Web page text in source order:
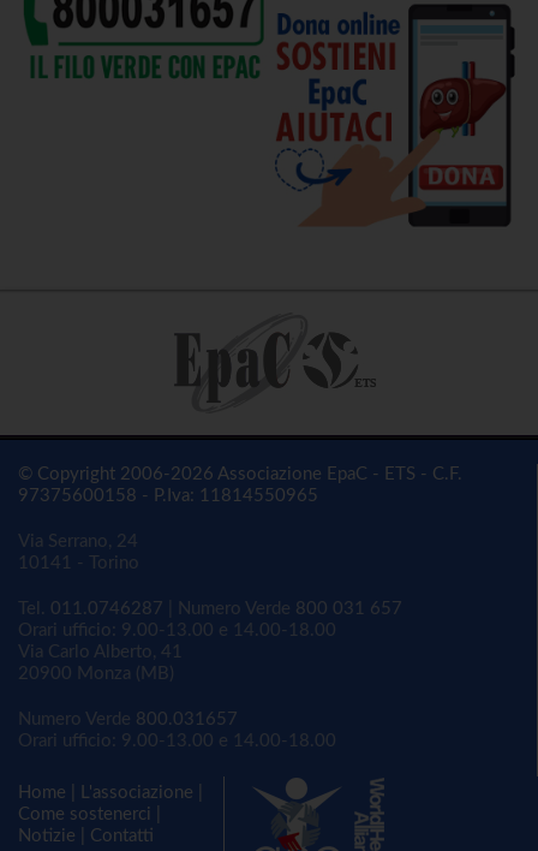
© Copyright 2006-2026 Associazione EpaC - ETS - C.F.
97375600158 - P.Iva: 11814550965
Via Serrano, 24
10141 - Torino
Tel. 011.0746287 | Numero Verde 800 031 657
Orari ufficio: 9.00-13.00 e 14.00-18.00
Via Carlo Alberto, 41
20900 Monza (MB)
Numero Verde 800.031657
Orari ufficio: 9.00-13.00 e 14.00-18.00
Home L'associazione
Come sostenerci
Notizie
Contatti